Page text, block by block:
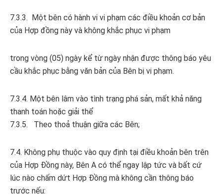
7.3.3. Một bên có hành vi vi phạm các điều khoản cơ bản
của Hợp đồng này và không khắc phục vi phạm
trong vòng (05) ngày kể từ ngày nhận được thông báo yêu
cầu khắc phục bằng văn bản của Bên bị vi phạm.
7.3.4. Một bên lâm vào tình trạng phá sản, mất khả năng
thanh toán hoặc giải thể
7.3.5. Theo thoả thuận giữa các Bên;
7.4. Không phụ thuộc vào quy định tại điều khoản bên trên
của Hợp Đồng này, Bên A có thể ngay lập tức và bất cứ
lúc nào chấm dứt Hợp Đồng mà không cần thông báo
trước nếu: